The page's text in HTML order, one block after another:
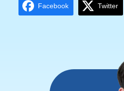
Facebook Twitter